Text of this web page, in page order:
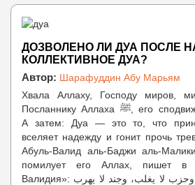
ДОЗВОЛЕНО ЛИ ДУА ПОСЛЕ
КОЛЛЕКТИВНОЕ ДУА?
Автор: Шарафуддин Абу Марьям
Хвала Аллаху, Господу миров,
Посланнику Аллаха ﷺ, его сподвижникам и его семье.
А затем: Дуа — это то, что
вселяет надежду и гонит прочь
Абуль-Валид аль-Баджи аль-
помилует его Аллах, пишет в
Валидия»: الدعاء سفينة لا تعطب، وحزب لا يغلب، وجند لا يهرب